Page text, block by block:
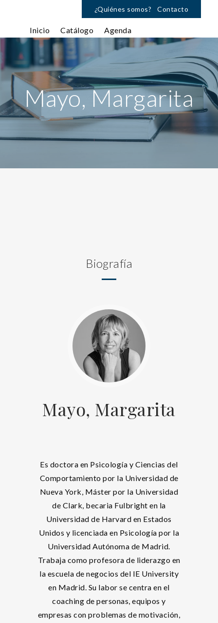
¿Quiénes somos? Contacto
Inicio Catálogo Agenda
Mayo, Margarita
Biografía
Mayo, Margarita
Es doctora en Psicología y Ciencias del
Comportamiento por la Universidad de
Nueva York, Máster por la Universidad
de Clark, becaria Fulbright en la
Universidad de Harvard en Estados
Unidos y licenciada en Psicología por la
Universidad Autónoma de Madrid.
Trabaja como profesora de liderazgo en
la escuela de negocios del IE University
en Madrid. Su labor se centra en el
coaching de personas, equipos y
empresas con problemas de motivación,